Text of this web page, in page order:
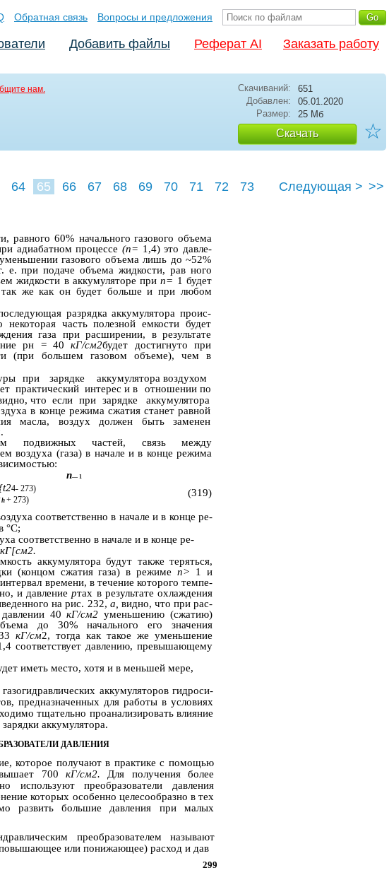
Обратная связь Вопросы и предложения
Добавить файлы Реферат AI Заказать работу
нам. Скачиваний:
651
Добавлен:
05.01.2020
Размер:
25 Мб
Скачать ☆
64 65 66 67 68 69 70 71 72
73
Следующая > >>
равного 60% начального газового объема
адиабатном процессе(п= 1,4) это давле­
газового объема лишь до ~52%
е. при подаче объема жидкости, рав­ ного
жидкости в аккумуляторе прип= 1 будет
же как он будет больше и при любом
разрядка аккумулятора проис­
некоторая часть полезной емкости будет
газа при расширении, в результате
рн = 40кГ/см2будет достигнуто при
(при большем газовом объеме), чем в
при зарядке
аккумулятора воздухом
практический интерес и в
отношении по­
что если при зарядке
аккумулятора
в конце режима сжатия станет равной
масла, воздух должен быть заменен
подвижных частей, связь между
воздуха (газа) в начале и в конце режима
п— 1
4- 273) (319)
h+ 273)
соответственно в начале и в конце ре­
°С;
соответственно в начале и в конце ре­
кГ[см2.
аккумулятора будут также теряться,
(концом сжатия газа) в режимеп> 1 и
времени, в течение которого темпе­
и давлениертах в результате охлаждения
на рис. 232, а, видно, что при рас­
давлении 40кГ/см2уменьшению (сжатию)
до 30% начального его значения
кГ/см2, тогда как такое же уменьшение
соответствует давлению, превышающему
иметь место, хотя и в меньшей мере,
аккумуляторов гидроси­
предназначенных для работы в условиях
тщательно проанализировать влияние
аккумулятора.
ДАВЛЕНИЯ
которое получают в практике с помощью
700 кГ/см2. Для получения более
используют преобразователи давления
которых особенно целесообразно в тех
развить большие давления при малых
преобразователем называют
или понижающее) расход и дав­
299